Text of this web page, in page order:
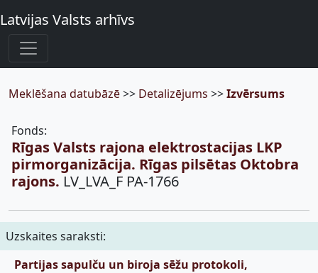
Latvijas Valsts arhīvs
Meklēšana datubāzē>> Detalizējums >>Izvērsums
Fonds:
Rīgas Valsts rajona elektrostacijas LKP
pirmorganizācija. Rīgas pilsētas Oktobra
rajons. LV_LVA_F PA-1766
Uzskaites saraksti:
Partijas sapulču un biroja sēžu protokoli,